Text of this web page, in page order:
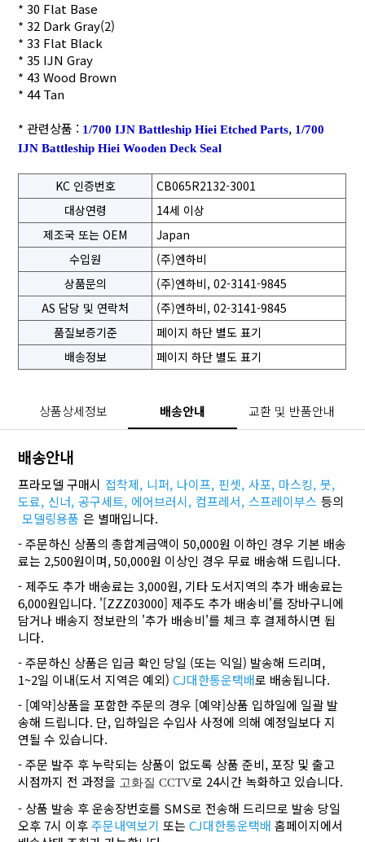
* 30 Flat Base
* 32 Dark Gray(2)
* 33 Flat Black
* 35 IJN Gray
* 43 Wood Brown
* 44 Tan
* 관련상품 : 1/700 IJN Battleship Hiei Etched Parts, 1/700
IJN Battleship Hiei Wooden Deck Seal
KC 인증번호
CB065R2132-3001
대상연령
14세 이상
제조국 또는 OEM
Japan
수입원
(주)엔하비
상품문의
(주)엔하비, 02-3141-9845
AS 담당 및 연락처
(주)엔하비, 02-3141-9845
품질보증기준
페이지 하단 별도 표기
배송정보
페이지 하단 별도 표기
상품상세정보 배송안내 교환 및 반품안내
배송안내
프라모델 구매시 접착제, 니퍼, 나이프, 핀셋, 사포, 마스킹, 붓,
도료, 신너, 공구세트, 에어브러시, 컴프레서, 스프레이부스 등의
모델링용품 은 별매입니다.
- 주문하신 상품의 총합계금액이 50,000원 이하인 경우 기본 배송
료는 2,500원이며, 50,000원 이상인 경우 무료 배송해 드립니다.
- 제주도 추가 배송료는 3,000원, 기타 도서지역의 추가 배송료는
6,000원입니다. '[ZZZ03000] 제주도 추가 배송비'를 장바구니에
담거나 배송지 정보란의 '추가 배송비'를 체크 후 결제하시면 됩
니다.
- 주문하신 상품은 입금 확인 당일 (또는 익일) 발송해 드리며,
1~2일 이내(도서 지역은 예외)CJ대한통운택배로 배송됩니다.
- [예약]상품을 포함한 주문의 경우 [예약]상품 입하일에 일괄 발
송해 드립니다. 단, 입하일은 수입사 사정에 의해 예정일보다 지
연될 수 있습니다.
- 주문 발주 후 누락되는 상품이 없도록 상품 준비, 포장 및 출고
시점까지 전 과정을 고화질 CCTV로 24시간 녹화하고 있습니다.
- 상품 발송 후 운송장번호를 SMS로 전송해 드리므로 발송 당일
오후 7시 이후주문내역보기 또는CJ대한통운택배 홈페이지에서